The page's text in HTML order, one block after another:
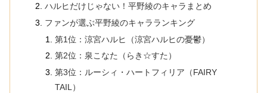
ハルヒだけじゃない！平野綾のキャラまとめ
ファンが選ぶ平野綾のキャラランキング
第1位：涼宮ハルヒ（涼宮ハルヒの憂鬱）
第2位：泉こなた（らき☆すた）
第3位：ルーシィ・ハートフィリア（FAIRY
TAIL）